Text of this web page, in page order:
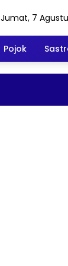
Jumat, 7
Pojok